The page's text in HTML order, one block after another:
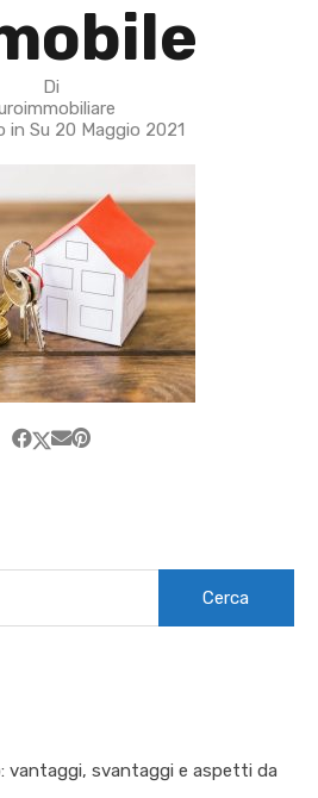
Di
in Su 20 Maggio 2021
vantaggi, svantaggi e aspetti da